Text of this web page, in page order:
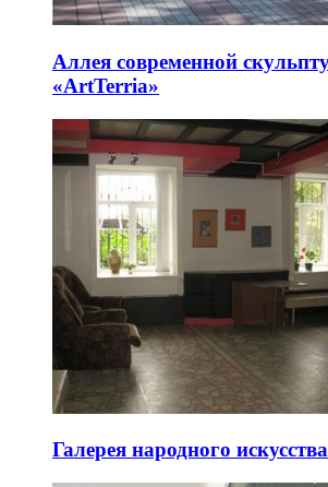
Аллея современной
«ArtTerria»
Галерея народного